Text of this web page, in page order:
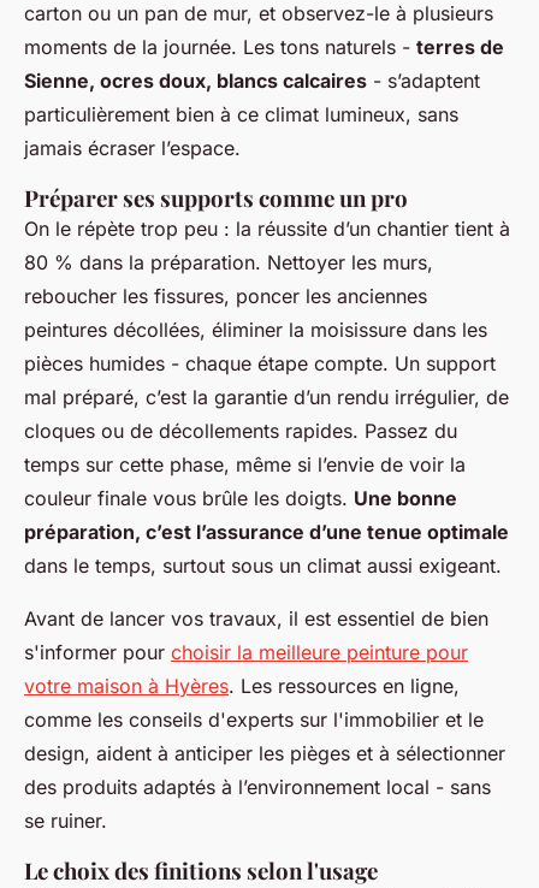
carton ou un pan de mur, et observez-le à plusieurs
moments de la journée. Les tons naturels - terres de
Sienne, ocres doux, blancs calcaires - s’adaptent
particulièrement bien à ce climat lumineux, sans
jamais écraser l’espace.
Préparer ses supports comme un pro
On le répète trop peu : la réussite d’un chantier tient à
80 % dans la préparation. Nettoyer les murs,
reboucher les fissures, poncer les anciennes
peintures décollées, éliminer la moisissure dans les
pièces humides - chaque étape compte. Un support
mal préparé, c’est la garantie d’un rendu irrégulier, de
cloques ou de décollements rapides. Passez du
temps sur cette phase, même si l’envie de voir la
couleur finale vous brûle les doigts. Une bonne
préparation, c’est l’assurance d’une tenue optimale
dans le temps, surtout sous un climat aussi exigeant.
Avant de lancer vos travaux, il est essentiel de bien
s'informer pour choisir la meilleure peinture pour
votre maison à Hyères. Les ressources en ligne,
comme les conseils d'experts sur l'immobilier et le
design, aident à anticiper les pièges et à sélectionner
des produits adaptés à l’environnement local - sans
se ruiner.
Le choix des finitions selon l'usage